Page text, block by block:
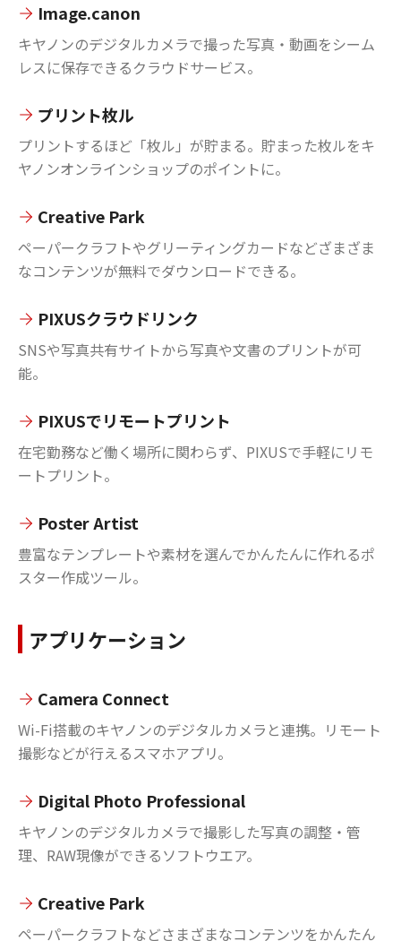
Image.canon
キヤノンのデジタルカメラで撮った写真・動画をシーム
レスに保存できるクラウドサービス。
プリント枚ル
プリントするほど「枚ル」が貯まる。貯まった枚ルをキ
ヤノンオンラインショップのポイントに。
Creative Park
ペーパークラフトやグリーティングカードなどざまざま
なコンテンツが無料でダウンロードできる。
PIXUSクラウドリンク
SNSや写真共有サイトから写真や文書のプリントが可
能。
PIXUSでリモートプリント
在宅勤務など働く場所に関わらず、PIXUSで手軽にリモ
ートプリント。
Poster Artist
豊富なテンプレートや素材を選んでかんたんに作れるポ
スター作成ツール。
アプリケーション
Camera Connect
Wi-Fi搭載のキヤノンのデジタルカメラと連携。リモート
撮影などが行えるスマホアプリ。
Digital Photo Professional
キヤノンのデジタルカメラで撮影した写真の調整・管
理、RAW現像ができるソフトウエア。
Creative Park
ペーパークラフトなどさまざまなコンテンツをかんたん